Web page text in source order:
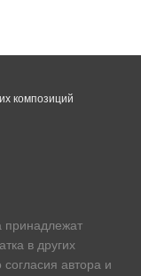
принадлежат
в других
автора и